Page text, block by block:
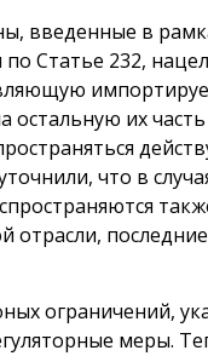
введенные в
по Статье 232,
остальную их
что в
отрасли,
ограничений,
меры.